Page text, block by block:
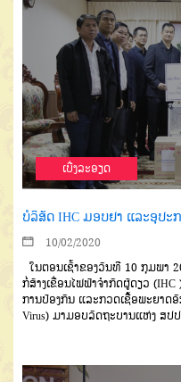
ເບີ່ງລະອຽດ
ບໍລິສັດ IHC ມອບຢາ ແລະອຸປ
10/02/2020
ໃນຕອນເຊົ້າຂອງວັນທີ 10 ກຸມພາ
ກໍ່ສ້າງເຂື່ອນໄຟຟ້າຈຳກັດຜູ້ດຽວ (IHC
ການປ້ອງກັນ ແລະກວດເຊື້ອພະຍາດ
Virus) ມາມອບລັດຖະບານແຫ່ງ ສປ